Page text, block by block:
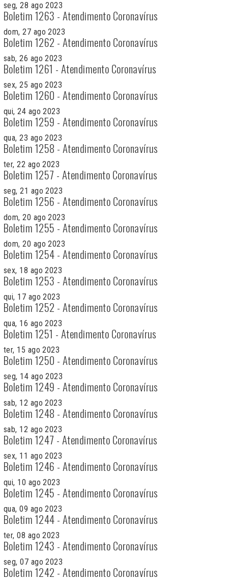
seg, 28 ago 2023
Boletim 1263 - Atendimento Coronavírus
dom, 27 ago 2023
Boletim 1262 - Atendimento Coronavírus
sab, 26 ago 2023
Boletim 1261 - Atendimento Coronavírus
sex, 25 ago 2023
Boletim 1260 - Atendimento Coronavírus
qui, 24 ago 2023
Boletim 1259 - Atendimento Coronavírus
qua, 23 ago 2023
Boletim 1258 - Atendimento Coronavírus
ter, 22 ago 2023
Boletim 1257 - Atendimento Coronavírus
seg, 21 ago 2023
Boletim 1256 - Atendimento Coronavírus
dom, 20 ago 2023
Boletim 1255 - Atendimento Coronavírus
dom, 20 ago 2023
Boletim 1254 - Atendimento Coronavírus
sex, 18 ago 2023
Boletim 1253 - Atendimento Coronavírus
qui, 17 ago 2023
Boletim 1252 - Atendimento Coronavírus
qua, 16 ago 2023
Boletim 1251 - Atendimento Coronavírus
ter, 15 ago 2023
Boletim 1250 - Atendimento Coronavírus
seg, 14 ago 2023
Boletim 1249 - Atendimento Coronavírus
sab, 12 ago 2023
Boletim 1248 - Atendimento Coronavírus
sab, 12 ago 2023
Boletim 1247 - Atendimento Coronavírus
sex, 11 ago 2023
Boletim 1246 - Atendimento Coronavírus
qui, 10 ago 2023
Boletim 1245 - Atendimento Coronavírus
qua, 09 ago 2023
Boletim 1244 - Atendimento Coronavírus
ter, 08 ago 2023
Boletim 1243 - Atendimento Coronavírus
seg, 07 ago 2023
Boletim 1242 - Atendimento Coronavírus